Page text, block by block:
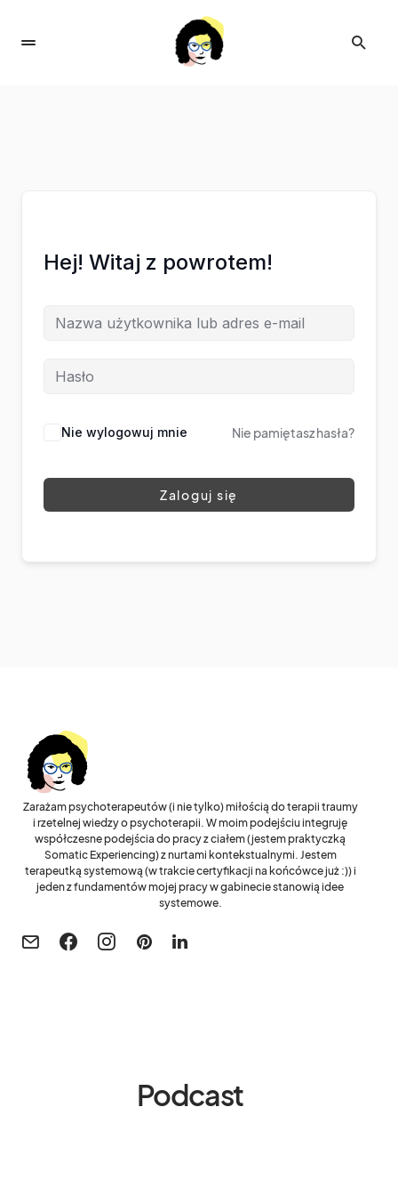
Hej! Witaj z powrotem!
Nie wylogowuj mnie Nie pamiętasz hasła?
Zaloguj się
Zarażam psychoterapeutów (i nie tylko) miłością do terapii traumy
i rzetelnej wiedzy o psychoterapii. W moim podejściu integruję
współczesne podejścia do pracy z ciałem (jestem praktyczką
Somatic Experiencing) z nurtami kontekstualnymi. Jestem
terapeutką systemową (w trakcie certyfikacji na końcówce już :)) i
jeden z fundamentów mojej pracy w gabinecie stanowią idee
systemowe.
Podcast